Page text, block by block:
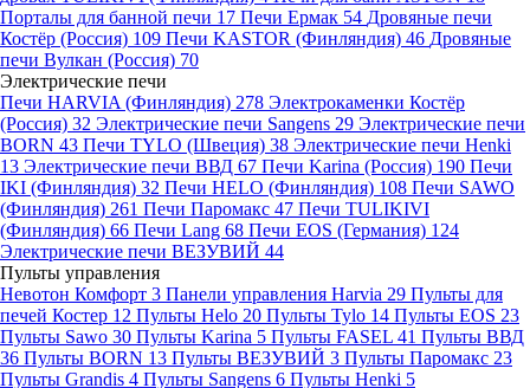
Порталы для банной печи 17 Печи Ермак 54 Дровяные печи
Костёр (Россия) 109 Печи KASTOR (Финляндия) 46 Дровяные
печи Вулкан (Россия) 70
Электрические печи
Печи HARVIA (Финляндия) 278 Электрокаменки Костёр
(Россия) 32 Электрические печи Sangens 29 Электрические печи
BORN 43 Печи TYLO (Швеция) 38 Электрические печи Henki
13 Электрические печи ВВД 67 Печи Karina (Россия) 190 Печи
IKI (Финляндия) 32 Печи HELO (Финляндия) 108 Печи SAWO
(Финляндия) 261 Печи Паромакс 47 Печи TULIKIVI
(Финляндия) 66 Печи Lang 68 Печи EOS (Германия) 124
Электрические печи ВЕЗУВИЙ 44
Пульты управления
Невотон Комфорт 3 Панели управления Harvia 29 Пульты для
печей Костер 12 Пульты Helo 20 Пульты Tylo 14 Пульты EOS 23
Пульты Sawo 30 Пульты Karina 5 Пульты FASEL 41 Пульты ВВД
36 Пульты BORN 13 Пульты ВЕЗУВИЙ 3 Пульты Паромакс 23
Пульты Grandis 4 Пульты Sangens 6 Пульты Henki 5